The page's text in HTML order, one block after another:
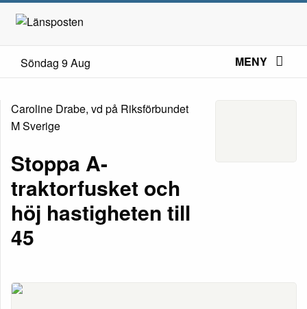
Söndag 9 Aug MENY
Caroline Drabe, vd på Riksförbundet
M Sverige
Stoppa A-
traktorfusket och
höj hastigheten till
45